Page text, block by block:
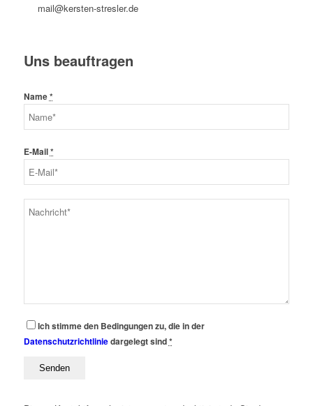
mail@kersten-stresler.de
Uns beauftragen
Name*
E-Mail*
Ich stimme den Bedingungen zu, die in der
Datenschutzrichtliniedargelegt sind*